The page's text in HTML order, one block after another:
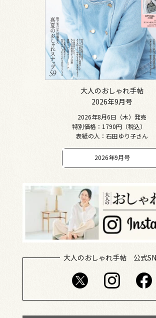
大人のおしゃれ手帖
2026年9月号
2026年8月6日（木）発売
特別価格：1790円（税込）
表紙の人：石田ゆり子さん
2026年9月号
大人のおしゃれ手帖 公式